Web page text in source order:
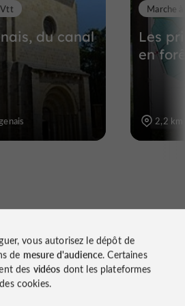
du canal
Vtt
Les
en
Marche
2,2 km
vous autorisez le dépôt de
de mesure d'audience. Certaines
des vidéos dont les plateformes
cookies.